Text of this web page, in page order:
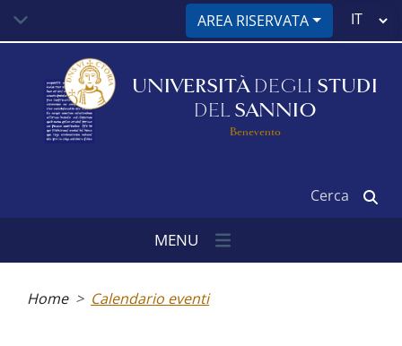
contenuto
AREA RISERVATA
Select
UNIVERSITÀ DEGLI STUDI
DEL SANNIO
Benevento
MENU
Home Calendario eventi